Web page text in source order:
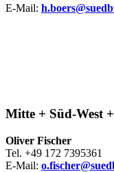
E-Mail:
Mitte + Süd-West
Oliver Fischer
Tel. +49 172 7395361
E-Mail: